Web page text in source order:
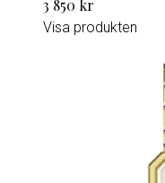
3 850 kr
Visa produkten